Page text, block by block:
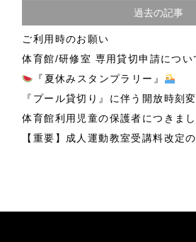
過去の記事
ご利用時のお願い
体育館/研修室 専用貸切申請につい
『夏休みスタンプラリー』
『プール貸切り』に伴う開放時刻
体育館利用児童の保護者につきま
【重要】成人運動教室受講料改定